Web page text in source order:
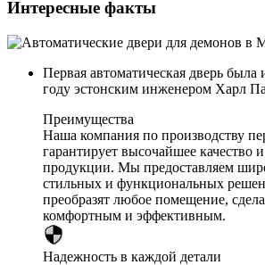
Интересные факты
Первая автоматическая дверь была
году эстонским инженером Харл
Преимущества
Наша компания по производству
гарантирует высочайшее качество
продукции. Мы предоставляем
стильных и функциональных
преобразят любое помещение,
комфортным и эффективным.
Надежность в каждой детали